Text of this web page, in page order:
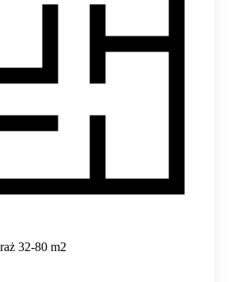
32-80 m2